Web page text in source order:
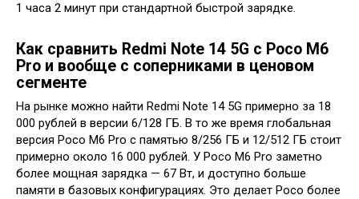
1 часа 2 минут при стандартной быстрой зарядке.
Как сравнить Redmi Note 14 5G с Poco M6
Pro и вообще с соперниками в ценовом
сегменте
На рынке можно найти Redmi Note 14 5G примерно за 18
000 рублей в версии 6/128 ГБ. В то же время глобальная
версия Poco M6 Pro с памятью 8/256 ГБ и 12/512 ГБ стоит
примерно около 16 000 рублей. У Poco M6 Pro заметно
более мощная зарядка — 67 Вт, и доступно больше
памяти в базовых конфигурациях. Это делает Poco более